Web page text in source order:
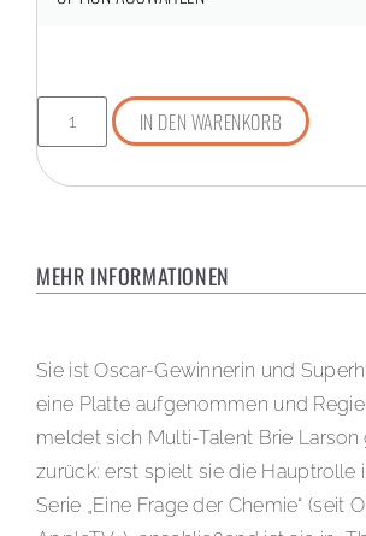
IN DEN WARENKORB
MEHR INFORMATIONEN
Sie ist Oscar-Gewinnerin und
eine Platte aufgenommen und
meldet sich Multi-Talent Brie
zurück: erst spielt sie die Hauptrolle
Serie „Eine Frage der Chemie“ (seit